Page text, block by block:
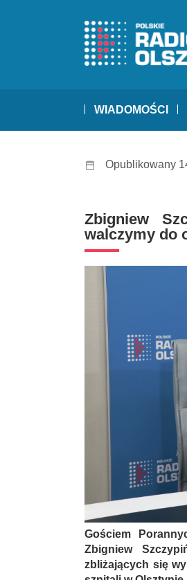
WIADOMOŚCI
Opublikowany
Zbigniew
walczymy do
Gościem
Zbigniew
zbliżających się